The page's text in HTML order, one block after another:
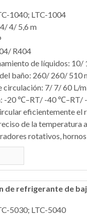
1040; LTC-1004
4/ 5,6 m
R404
de líquidos: 10/
baño: 260/ 260/ 510
circulación: 7/ 7/ 60 L/
-20 ℃–RT/ -40 ℃–RT/
eficientemente el
de la temperatura
rotativos,
de refrigerante de
5030; LTC-5040